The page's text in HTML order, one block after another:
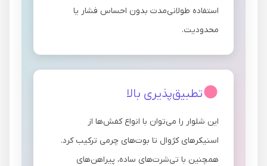
استفاده طولانی‌مدت بدون احساس فشار یا
محدودیت.
تطبیق‌پذیری بالا
این شلوار را می‌توان با انواع کفش‌ها از
اسنیکرهای کژوال تا بوت‌های چرمی ترکیب کرد.
همچنین با تی‌شرت‌های ساده، پیراهن‌های